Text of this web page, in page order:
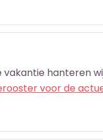
hanteren
voor de